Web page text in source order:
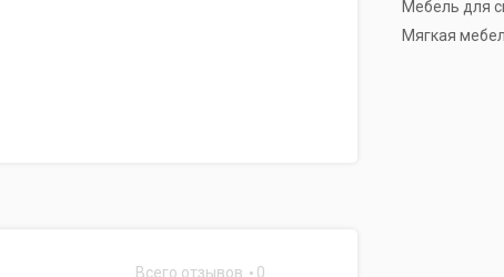
Всего отзывов 0
Мебель для
Мягкая